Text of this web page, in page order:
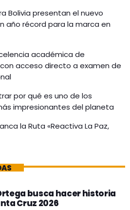
Bolivia presentan el nuevo
año récord para la marca en
académica de
acceso directo a examen de
por qué es uno de los
impresionantes del planeta
la Ruta «Reactiva La Paz,
busca hacer historia
Cruz 2026